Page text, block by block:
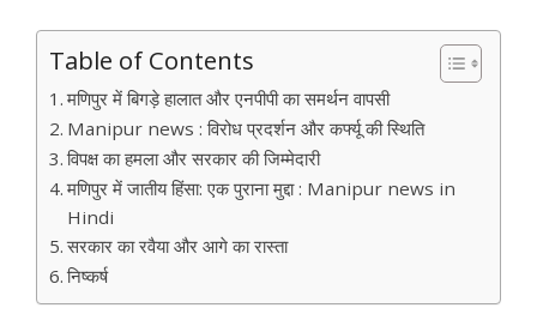
Table of Contents
मणिपुर में बिगड़े हालात और एनपीपी का समर्थन वापसी
Manipur news : विरोध प्रदर्शन और कर्फ्यू की स्थिति
विपक्ष का हमला और सरकार की जिम्मेदारी
मणिपुर में जातीय हिंसा: एक पुराना मुद्दा : Manipur news in
Hindi
सरकार का रवैया और आगे का रास्ता
निष्कर्ष